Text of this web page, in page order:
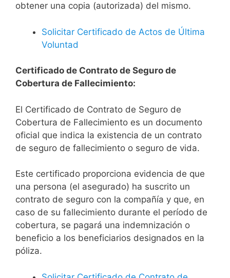
obtener una copia (autorizada) del mismo.
Solicitar Certificado de Actos de Última
Voluntad
Certificado de Contrato de Seguro de
Cobertura de Fallecimiento:
El Certificado de Contrato de Seguro de
Cobertura de Fallecimiento es un documento
oficial que indica la existencia de un contrato
de seguro de fallecimiento o seguro de vida.
Este certificado proporciona evidencia de que
una persona (el asegurado) ha suscrito un
contrato de seguro con la compañía y que, en
caso de su fallecimiento durante el período de
cobertura, se pagará una indemnización o
beneficio a los beneficiarios designados en la
póliza.